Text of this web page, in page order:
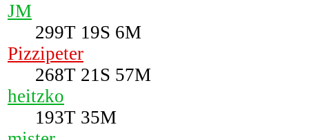
JM
299T 19S 6M
Pizzipeter
268T 21S 57M
heitzko
193T 35M